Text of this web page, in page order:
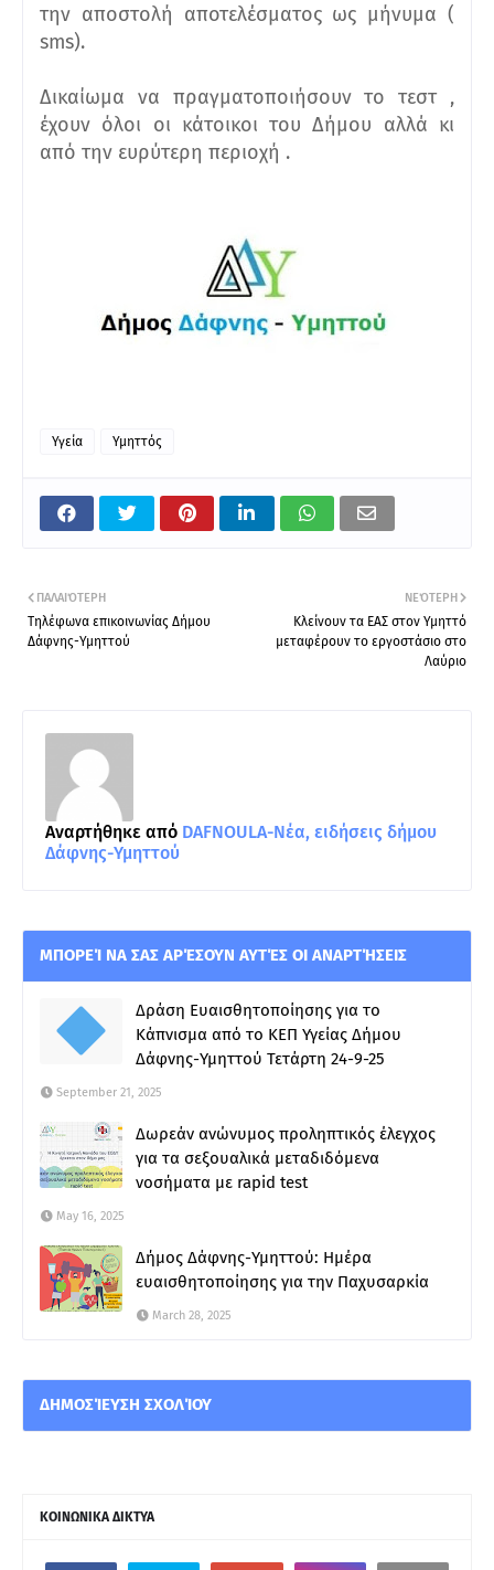
την αποστολή αποτελέσματος ως μήνυμα (
sms).
Δικαίωμα να πραγματοποιήσουν το τεστ ,
έχουν όλοι οι κάτοικοι του Δήμου αλλά κι
από την ευρύτερη περιοχή .
Υγεία Υμηττός
ΝΕΌΤΕΡΗ
Κλείνουν τα ΕΑΣ στον Υμηττό
μεταφέρουν το εργοστάσιο στο
Λαύριο
ΠΑΛΑΙΌΤΕΡΗ
Τηλέφωνα επικοινωνίας Δήμου
Δάφνης-Υμηττού
Αναρτήθηκε από DAFNOULA-Νέα, ειδήσεις δήμου
Δάφνης-Υμηττού
ΜΠΟΡΕΊ ΝΑ ΣΑΣ ΑΡΈΣΟΥΝ ΑΥΤΈΣ ΟΙ ΑΝΑΡΤΉΣΕΙΣ
Δράση Ευαισθητοποίησης για το
Κάπνισμα από το ΚΕΠ Υγείας Δήμου
Δάφνης-Υμηττού Τετάρτη 24-9-25
September 21, 2025
Δωρεάν ανώνυμος προληπτικός έλεγχος
για τα σεξουαλικά μεταδιδόμενα
νοσήματα με rapid test
May 16, 2025
Δήμος Δάφνης-Υμηττού: Ημέρα
ευαισθητοποίησης για την Παχυσαρκία
March 28, 2025
ΔΗΜΟΣΊΕΥΣΗ ΣΧΟΛΊΟΥ
ΚΟΙΝΩΝΙΚΑ ΔΙΚΤΥΑ